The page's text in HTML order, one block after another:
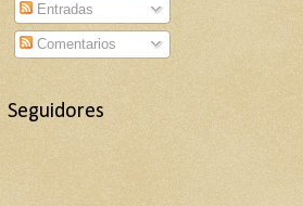
Entradas
Comentarios
Seguidores